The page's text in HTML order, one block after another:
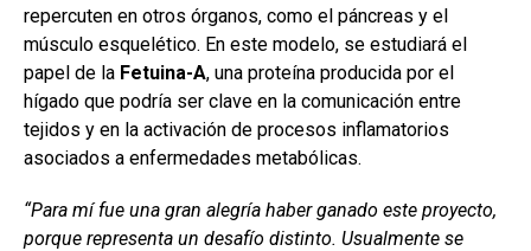
repercuten en otros órganos, como el páncreas y el
músculo esquelético. En este modelo, se estudiará el
papel de la Fetuina-A, una proteína producida por el
hígado que podría ser clave en la comunicación entre
tejidos y en la activación de procesos inflamatorios
asociados a enfermedades metabólicas.
“Para mí fue una gran alegría haber ganado este proyecto,
porque representa un desafío distinto. Usualmente se